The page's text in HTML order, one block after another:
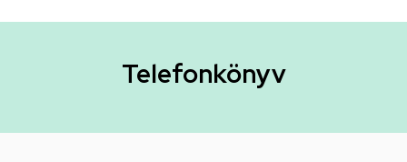
Általános
Telefonkönyv